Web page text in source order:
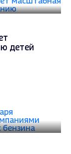
детей